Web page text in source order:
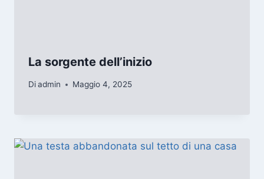
La sorgente dell’inizio
Diadmin Maggio 4, 2025